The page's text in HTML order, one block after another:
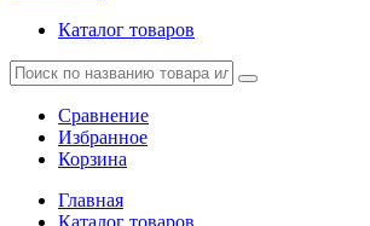
Каталог товаров
Сравнение
Избранное
Корзина
Главная
Каталог товаров